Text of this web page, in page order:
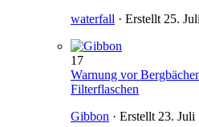
waterfall · Erstellt 25. Juli
17
Warnung vor
Filterflaschen
Gibbon · Erstellt 23. Juli